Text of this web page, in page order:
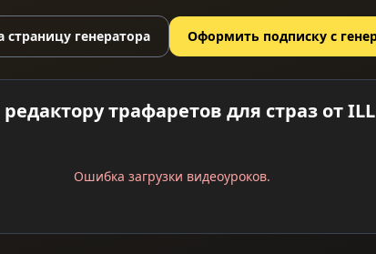
страницу генератора Оформить подписку с
трафаретов для страз от
Ошибка загрузки видеоуроков.